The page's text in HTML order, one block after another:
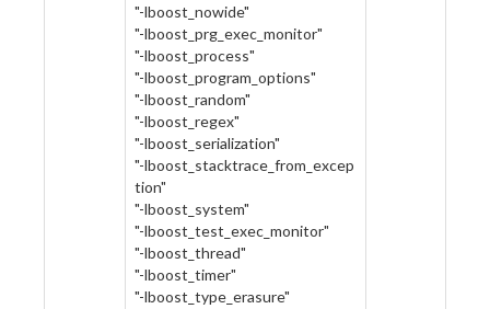
"-lboost_nowide"
"-lboost_prg_exec_monitor"
"-lboost_process"
"-lboost_program_options"
"-lboost_random"
"-lboost_regex"
"-lboost_serialization"
"-lboost_stacktrace_from_excep
tion"
"-lboost_system"
"-lboost_test_exec_monitor"
"-lboost_thread"
"-lboost_timer"
"-lboost_type_erasure"